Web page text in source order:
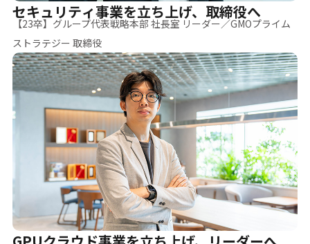
セキュリティ事業を立ち上げ、取締役へ
【23卒】グループ代表戦略本部 社長室 リーダー／GMOプライム
ストラテジー 取締役